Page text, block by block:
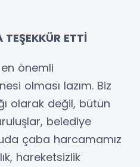
TEŞEKKÜR ETTİ
en önemli
olması lazım. Biz
olarak değil, bütün
belediye
çaba harcamamız
hareketsizlik